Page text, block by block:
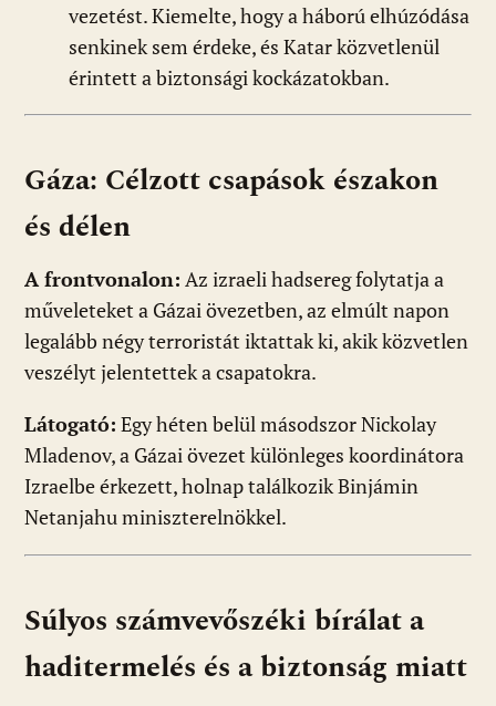
vezetést. Kiemelte, hogy a háború elhúzódása
senkinek sem érdeke, és Katar közvetlenül
érintett a biztonsági kockázatokban.
Gáza: Célzott csapások északon
és délen
A frontvonalon: Az izraeli hadsereg folytatja a
műveleteket a Gázai övezetben, az elmúlt napon
legalább négy terroristát iktattak ki, akik közvetlen
veszélyt jelentettek a csapatokra.
Látogató: Egy héten belül másodszor Nickolay
Mladenov, a Gázai övezet különleges koordinátora
Izraelbe érkezett, holnap találkozik Binjámin
Netanjahu miniszterelnökkel.
Súlyos számvevőszéki bírálat a
haditermelés és a biztonság miatt